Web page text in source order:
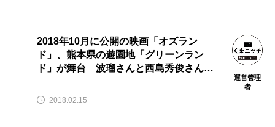
2018年10月に公開の映画「オズラン
ド」、熊本県の遊園地「グリーンラン
ド」が舞台 波瑠さんと西島秀俊さん共
運営管理
者
2018.02.15